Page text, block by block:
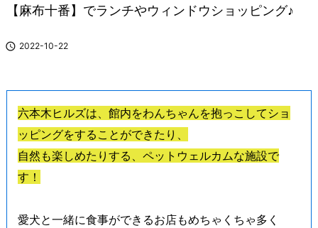
【麻布十番】でランチやウィンドウショッピング♪
 2022-10-22
六本木ヒルズは、館内をわんちゃんを抱っこしてショ
ッピングをすることができたり、
自然も楽しめたりする、ペットウェルカムな施設で
す！
愛犬と一緒に食事ができるお店もめちゃくちゃ多く